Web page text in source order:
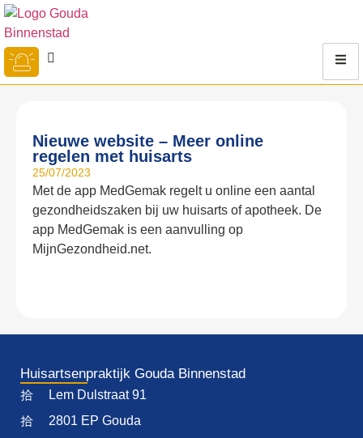
Nieuwe website – Meer online
regelen met huisarts
25/07/2023
Met de app MedGemak regelt u online een aantal
gezondheidszaken bij uw huisarts of apotheek. De
app MedGemak is een aanvulling op
MijnGezondheid.net.
Huisartsenpraktijk Gouda Binnenstad
Lem Dulstraat 91
2801 EP Gouda